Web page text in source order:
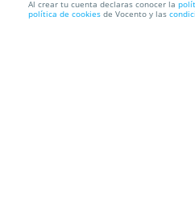
Paleta 50% Raza Ibérica
Al crear tu cuenta declaras conocer la
política de cookies de Vocento y las